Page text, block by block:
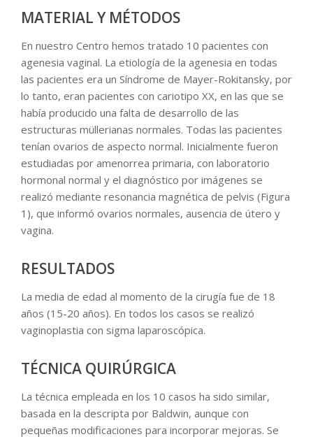
MATERIAL Y MÉTODOS
En nuestro Centro hemos tratado 10 pacientes con
agenesia vaginal. La etiología de la agenesia en todas
las pacientes era un Síndrome de Mayer-Rokitansky, por
lo tanto, eran pacientes con cariotipo XX, en las que se
había producido una falta de desarrollo de las
estructuras müllerianas normales. Todas las pacientes
tenían ovarios de aspecto normal. Inicialmente fueron
estudiadas por amenorrea primaria, con laboratorio
hormonal normal y el diagnóstico por imágenes se
realizó mediante resonancia magnética de pelvis (Figura
1), que informó ovarios normales, ausencia de útero y
vagina.
RESULTADOS
La media de edad al momento de la cirugía fue de 18
años (15-20 años). En todos los casos se realizó
vaginoplastia con sigma laparoscópica.
TÉCNICA QUIRÚRGICA
La técnica empleada en los 10 casos ha sido similar,
basada en la descripta por Baldwin, aunque con
pequeñas modificaciones para incorporar mejoras. Se